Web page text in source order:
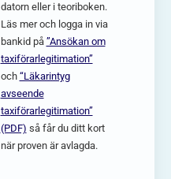
datorn eller i teoriboken.
Läs mer och logga in via
bankid på ”Ansökan om
taxiförarlegitimation”
och “Läkarintyg
avseende
taxiförarlegitimation”
(PDF) så får du ditt kort
när proven är avlagda.